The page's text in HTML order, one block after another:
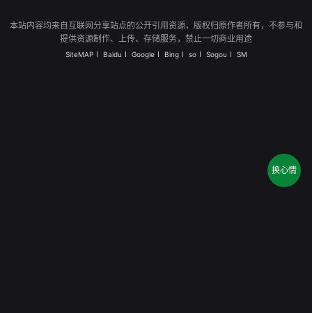
本站内容均来自互联网分享站点的公开引用资源，版权归原作者所有，不参与和
提供资源制作、上传、存储服务，禁止一切商业用途
SiteMAP Baidu Google Bing so Sogou SM
换心情